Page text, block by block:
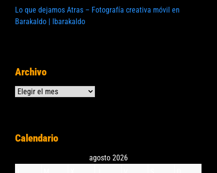
Lo que dejamos Atras – Fotografía creativa móvil en
Barakaldo | Ibarakaldo
Archivo
Archivos
Calendario
agosto 2026